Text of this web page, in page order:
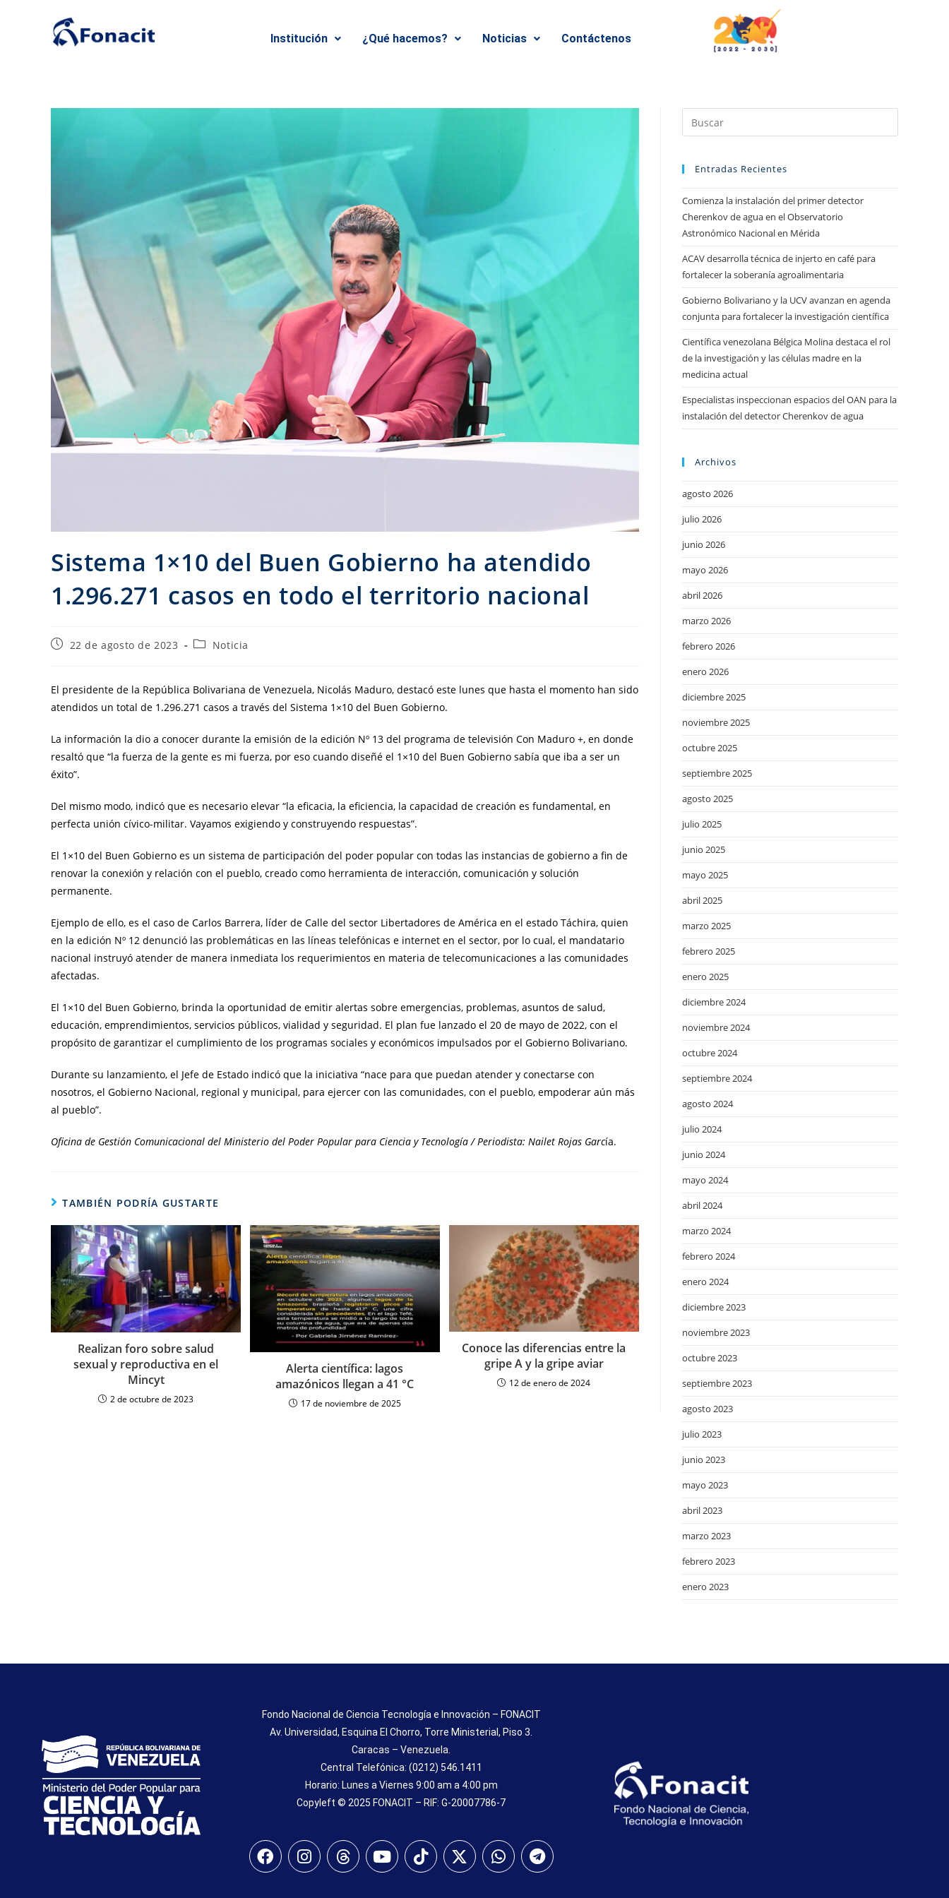
Institución ¿Qué hacemos? Noticias Contáctenos
Sistema 1×10 del Buen Gobierno ha atendido
1.296.271 casos en todo el territorio nacional
22 de agosto de 2023 Noticia
El presidente de la República Bolivariana de Venezuela, Nicolás Maduro, destacó este lunes que hasta el momento han sido
atendidos un total de 1.296.271 casos a través del Sistema 1×10 del Buen Gobierno.
La información la dio a conocer durante la emisión de la edición Nº 13 del programa de televisión Con Maduro +, en donde
resaltó que “la fuerza de la gente es mi fuerza, por eso cuando diseñé el 1×10 del Buen Gobierno sabía que iba a ser un
éxito”.
Del mismo modo, indicó que es necesario elevar “la eficacia, la eficiencia, la capacidad de creación es fundamental, en
perfecta unión cívico-militar. Vayamos exigiendo y construyendo respuestas”.
El 1×10 del Buen Gobierno es un sistema de participación del poder popular con todas las instancias de gobierno a fin de
renovar la conexión y relación con el pueblo, creado como herramienta de interacción, comunicación y solución
permanente.
Ejemplo de ello, es el caso de Carlos Barrera, líder de Calle del sector Libertadores de América en el estado Táchira, quien
en la edición Nº 12 denunció las problemáticas en las líneas telefónicas e internet en el sector, por lo cual, el mandatario
nacional instruyó atender de manera inmediata los requerimientos en materia de telecomunicaciones a las comunidades
afectadas.
El 1×10 del Buen Gobierno, brinda la oportunidad de emitir alertas sobre emergencias, problemas, asuntos de salud,
educación, emprendimientos, servicios públicos, vialidad y seguridad. El plan fue lanzado el 20 de mayo de 2022, con el
propósito de garantizar el cumplimiento de los programas sociales y económicos impulsados por el Gobierno Bolivariano.
Durante su lanzamiento, el Jefe de Estado indicó que la iniciativa “nace para que puedan atender y conectarse con
nosotros, el Gobierno Nacional, regional y municipal, para ejercer con las comunidades, con el pueblo, empoderar aún más
al pueblo”.
Oficina de Gestión Comunicacional del Ministerio del Poder Popular para Ciencia y Tecnología / Periodista: Nailet Rojas García.
TAMBIÉN PODRÍA GUSTARTE
Realizan foro sobre salud
sexual y reproductiva en el
Mincyt
2 de octubre de 2023
Alerta científica: lagos
amazónicos llegan a 41 °C
17 de noviembre de 2025
Conoce las diferencias entre la
gripe A y la gripe aviar
12 de enero de 2024
Entradas Recientes
Comienza la instalación del primer detector
Cherenkov de agua en el Observatorio
Astronómico Nacional en Mérida
ACAV desarrolla técnica de injerto en café para
fortalecer la soberanía agroalimentaria
Gobierno Bolivariano y la UCV avanzan en agenda
conjunta para fortalecer la investigación científica
Científica venezolana Bélgica Molina destaca el rol
de la investigación y las células madre en la
medicina actual
Especialistas inspeccionan espacios del OAN para la
instalación del detector Cherenkov de agua
Archivos
agosto 2026
julio 2026
junio 2026
mayo 2026
abril 2026
marzo 2026
febrero 2026
enero 2026
diciembre 2025
noviembre 2025
octubre 2025
septiembre 2025
agosto 2025
julio 2025
junio 2025
mayo 2025
abril 2025
marzo 2025
febrero 2025
enero 2025
diciembre 2024
noviembre 2024
octubre 2024
septiembre 2024
agosto 2024
julio 2024
junio 2024
mayo 2024
abril 2024
marzo 2024
febrero 2024
enero 2024
diciembre 2023
noviembre 2023
octubre 2023
septiembre 2023
agosto 2023
julio 2023
junio 2023
mayo 2023
abril 2023
marzo 2023
febrero 2023
enero 2023
Fondo Nacional de Ciencia Tecnología e Innovación – FONACIT
Av. Universidad, Esquina El Chorro, Torre Ministerial, Piso 3.
Caracas – Venezuela.
Central Telefónica: (0212) 546.1411
Horario: Lunes a Viernes 9:00 am a 4:00 pm
Copyleft © 2025 FONACIT – RIF: G-20007786-7